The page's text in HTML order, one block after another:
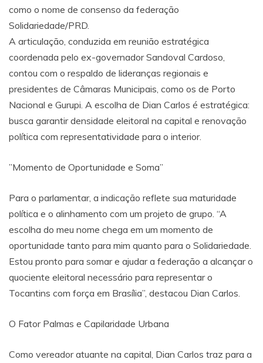
como o nome de consenso da federação
Solidariedade/PRD.
​A articulação, conduzida em reunião estratégica
coordenada pelo ex-governador Sandoval Cardoso,
contou com o respaldo de lideranças regionais e
presidentes de Câmaras Municipais, como os de Porto
Nacional e Gurupi. A escolha de Dian Carlos é estratégica:
busca garantir densidade eleitoral na capital e renovação
política com representatividade para o interior.
​”Momento de Oportunidade e Soma”
​Para o parlamentar, a indicação reflete sua maturidade
política e o alinhamento com um projeto de grupo. “A
escolha do meu nome chega em um momento de
oportunidade tanto para mim quanto para o Solidariedade.
Estou pronto para somar e ajudar a federação a alcançar o
quociente eleitoral necessário para representar o
Tocantins com força em Brasília”, destacou Dian Carlos.
​O Fator Palmas e Capilaridade Urbana
​Como vereador atuante na capital, Dian Carlos traz para a